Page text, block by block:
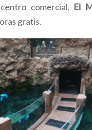
comercial, El
gratis.